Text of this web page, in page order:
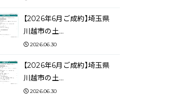
【2026年6月ご成約】埼玉県
川越市の土…
2026.06.30
【2026年6月ご成約】埼玉県
川越市の土…
2026.06.30